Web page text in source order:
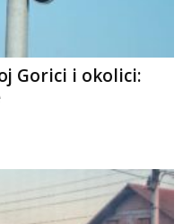
Gorici i okolici: